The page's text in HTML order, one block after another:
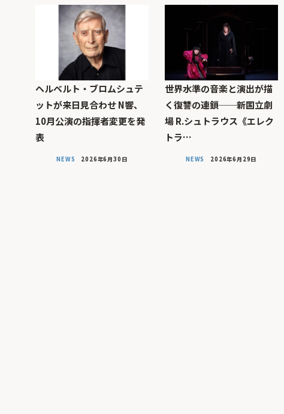
ヘルベルト・ブロムシュテ
ットが来日見合わせ N響、
10月公演の指揮者変更を発
表
NEWS 2026年6月30日
世界水準の音楽と演出が描
く復讐の連鎖──新国立劇
場 R.シュトラウス《エレク
トラ…
NEWS 2026年6月29日